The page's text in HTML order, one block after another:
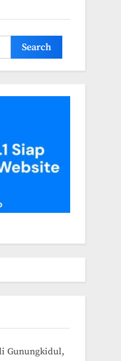
Gunungkidul,